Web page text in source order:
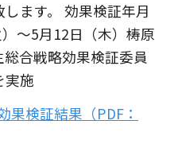
ます。 効果検証年月
～5月12日（木）梼原
合戦略効果検証委員
実施
果検証結果（PDF：